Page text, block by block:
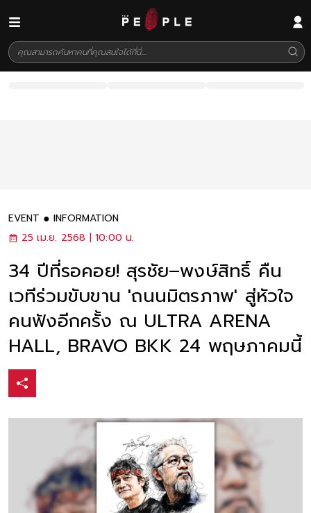
EVENT
INFORMATION
25 เม.ย. 2568 | 10:00 น.
34 ปีที่รอคอย! สุรชัย–พงษ์สิทธิ์ คืน
เวทีร่วมขับขาน 'ถนนมิตรภาพ' สู่หัวใจ
คนฟังอีกครั้ง ณ ULTRA ARENA
HALL, BRAVO BKK 24 พฤษภาคมนี้